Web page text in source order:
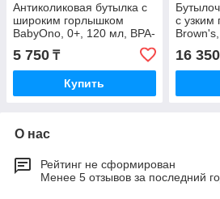
Антиколиковая бутылка с
широким горлышком
BabyOno, 0+, 120 мл, BPA-
5 750 ₸
Купить
с узким
соска
16 350
О нас
Рейтинг не сформирован
Менее 5 отзывов за последний